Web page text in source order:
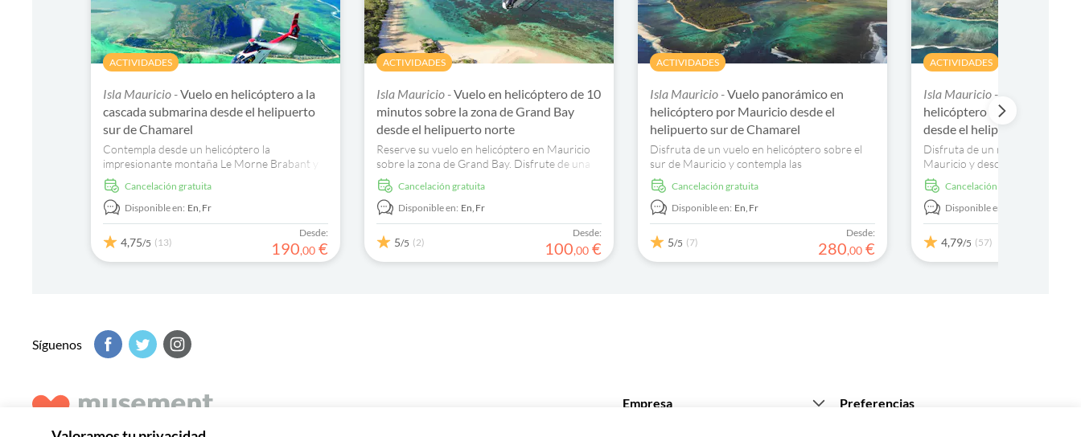
ACTIVIDADES
Isla Mauricio -Vuelo en helicóptero a la
cascada submarina desde el helipuerto
sur de Chamarel
Contempla desde un helicóptero la
impresionante montaña Le Morne Brabant y
el fenómeno único de la cascada submarina.
cancelación gratuita
Disponible en: En,Fr
4,75/5 (13)
Desde:
190,00 €
ACTIVIDADES
Isla Mauricio -Vuelo en helicóptero de 10
minutos sobre la zona de Grand Bay
desde el helipuerto norte
Reserve su vuelo en helicóptero en Mauricio
sobre la zona de Grand Bay. Disfrute de una
inolvidable vista de pájaro de la isla.
cancelación gratuita
Disponible en: En,Fr
5/5 (2)
Desde:
100,00 €
ACTIVIDADES
Isla Mauricio -Vuelo panorámico en
helicóptero por Mauricio desde el
helipuerto sur de Chamarel
Disfruta de un vuelo en helicóptero sobre el
sur de Mauricio y contempla las
impresionantes vistas de este espléndido
rincón del mundo.
cancelación gratuita
Disponible en: En,Fr
5/5 (7)
Desde:
280,00 €
ACTIVIDADES
Isla Mauricio -
helicóptero de 45 minutos
desde el helipuerto del norte
Disfruta de un recorrido en
Mauricio y descubre algunos de
más emblemáticos: Le Morne
cascada submarina y muchos
cancelación gratuita
Disponible en:
4,79/5 (57)
Síguenos
Empresa Preferencias